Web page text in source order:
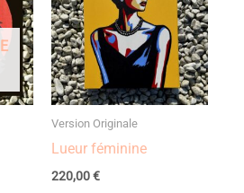
Version Originale
Lueur féminine
220,00€